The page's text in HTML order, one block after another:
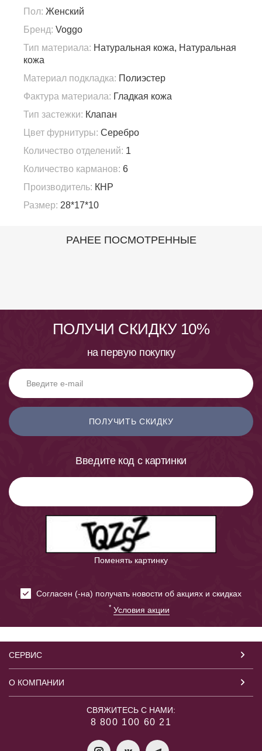
Пол: Женский
Бренд: Voggo
Тип материала: Натуральная кожа, Натуральная
кожа
Материал подкладка: Полиэстер
Фактура материала: Гладкая кожа
Тип застежки: Клапан
Цвет фурнитуры: Серебро
Количество отделений: 1
Количество карманов: 6
Производитель: КНР
Размер: 28*17*10
РАНЕЕ ПОСМОТРЕННЫЕ
ПОЛУЧИ СКИДКУ 10%
на первую покупку
ПОЛУЧИТЬ СКИДКУ
Введите код с картинки
Поменять картинку
Cогласен (-на) получать новости об акциях и скидках
* Условия акции
СЕРВИС
О КОМПАНИИ
СВЯЖИТЕСЬ С НАМИ:
8 800 100 60 21